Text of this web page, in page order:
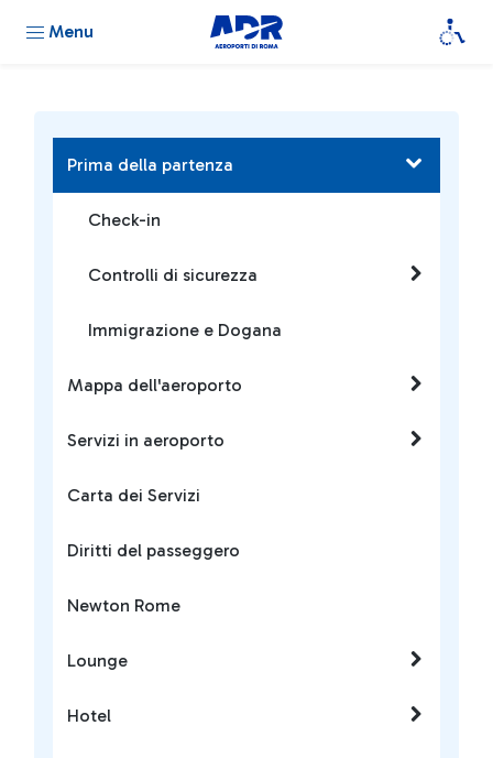
Menu
Prima della partenza
Check-in
Controlli di sicurezza
Immigrazione e Dogana
Mappa dell'aeroporto
Servizi in aeroporto
Carta dei Servizi
Diritti del passeggero
Newton Rome
Lounge
Hotel